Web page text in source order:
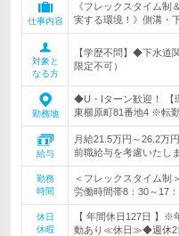
仕事内容
《フレックスタイム
実する環境！》側溝・
対象と
なる方
【学歴不問】◆下水道
限定不可）
勤務地
◆U・Iターン歓迎！ 【
東櫛原町81番地4 ※転
給与
月給21.5万円～26.2万
前職給与を考慮いたし
勤務
時間
＜フレックスタイム制
労働時間帯8：30～17
休日
休暇
【 年間休日127日 】※
動あり≪休日≫◆週休2